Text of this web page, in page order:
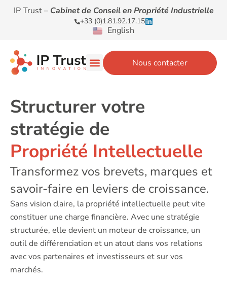
IP Trust – Cabinet de Conseil en Propriété Industrielle
+33 (0)1.81.92.17.15
English
Nous contacter
Structurer votre
stratégie de
Propriété Intellectuelle
Transformez vos brevets, marques et
savoir-faire en leviers de croissance.
Sans vision claire, la propriété intellectuelle peut vite
constituer une charge financière. Avec une stratégie
structurée, elle devient un moteur de croissance, un
outil de différenciation et un atout dans vos relations
avec vos partenaires et investisseurs et sur vos
marchés.